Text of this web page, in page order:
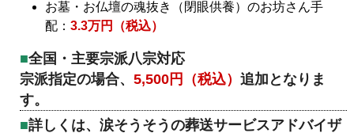
お墓・お仏壇の魂抜き（閉眼供養）のお坊さん手
配： 3.3万円（税込）
全国・主要宗派八宗対応
宗派指定の場合、 5,500円（税込） 追加となりま
す。
詳しくは、涙そうそうの葬送サービスアドバイザ